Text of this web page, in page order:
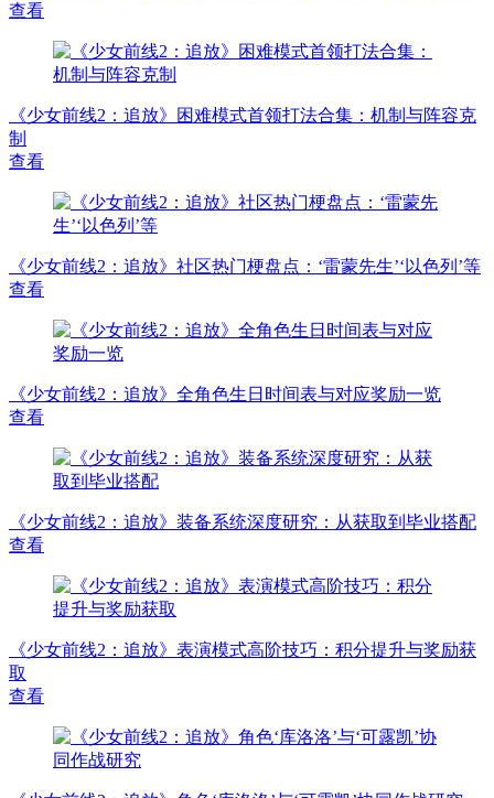
查看
《少女前线2：追放》困难模式首领打法合集：机制与阵容克
制
查看
《少女前线2：追放》社区热门梗盘点：‘雷蒙先生’‘以色列’等
查看
《少女前线2：追放》全角色生日时间表与对应奖励一览
查看
《少女前线2：追放》装备系统深度研究：从获取到毕业搭配
查看
《少女前线2：追放》表演模式高阶技巧：积分提升与奖励获
取
查看